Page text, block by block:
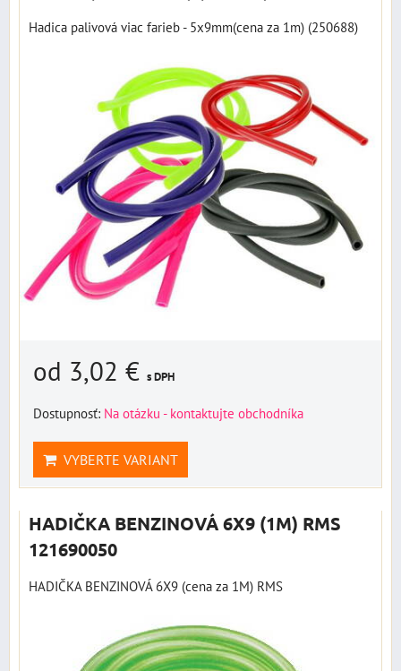
Hadica palivová viac farieb - 5x9mm(cena za 1m) (250688)
od 3,02 € s DPH
Dostupnosť: Na otázku - kontaktujte obchodníka
VYBERTE VARIANT
HADIČKA BENZINOVÁ 6X9 (1M) RMS
121690050
HADIČKA BENZINOVÁ 6X9 (cena za 1M) RMS